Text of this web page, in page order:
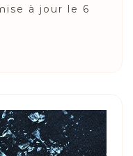
à jour le 6